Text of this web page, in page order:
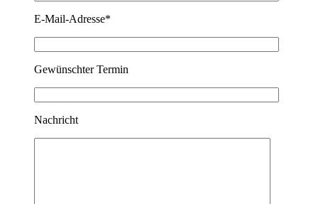
E-Mail-Adresse*
Gewünschter Termin
Nachricht